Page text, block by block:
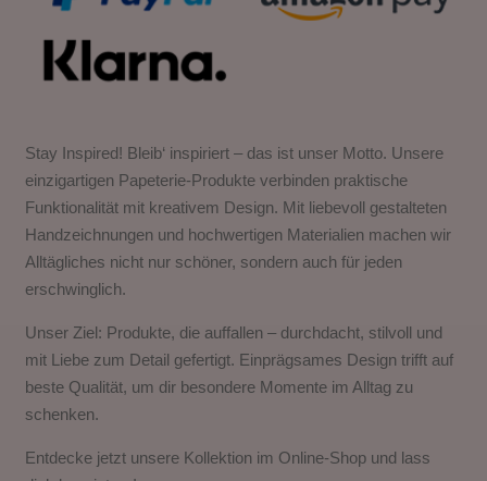
Stay Inspired! Bleib‘ inspiriert – das ist unser Motto. Unsere
einzigartigen Papeterie-Produkte verbinden praktische
Funktionalität mit kreativem Design. Mit liebevoll gestalteten
Handzeichnungen und hochwertigen Materialien machen wir
Alltägliches nicht nur schöner, sondern auch für jeden
erschwinglich.
Unser Ziel: Produkte, die auffallen – durchdacht, stilvoll und
mit Liebe zum Detail gefertigt. Einprägsames Design trifft auf
beste Qualität, um dir besondere Momente im Alltag zu
schenken.
Entdecke jetzt unsere Kollektion im Online-Shop und lass